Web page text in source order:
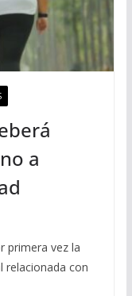
a
primera vez la
relacionada con